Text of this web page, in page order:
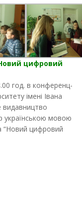
цифровий
год. в конференц-
імені Івана
видавництво
українською мовою
“Новий цифровий